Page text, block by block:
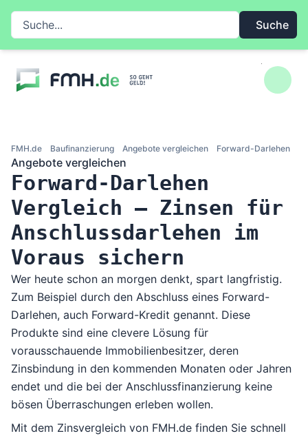
Zum Inhalt springen
Suche auf FMH.de
Suche
FMH.de Baufinanzierung Angebote vergleichen Forward-Darlehen
Angebote vergleichen
Forward-Darlehen
Vergleich – Zinsen für
Anschlussdarlehen im
Voraus sichern
Wer heute schon an morgen denkt, spart langfristig.
Zum Beispiel durch den Abschluss eines Forward-
Darlehen, auch Forward-Kredit genannt. Diese
Produkte sind eine clevere Lösung für
vorausschauende Immobilienbesitzer, deren
Zinsbindung in den kommenden Monaten oder Jahren
endet und die bei der Anschlussfinanzierung keine
bösen Überraschungen erleben wollen.
Mit dem Zinsvergleich von FMH.de finden Sie schnell